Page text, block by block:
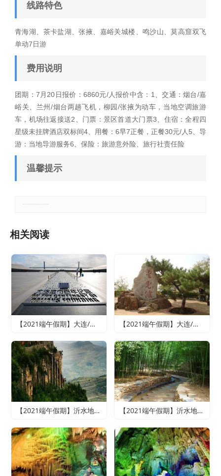
线路特色
青海湖、茶卡盐湖、张掖、嘉峪关城楼、鸣沙山、莫高窟双飞
单动7日游
费用说明
团期：7月20日报价：6860元/人报价中含：1、交通：烟台/嘉
峪关、兰州/烟台两趟飞机，柳园/张掖为动车，当地空调旅游
车，机场往返接送2、门票：景区首道大门票3、住宿：全程四
星级未挂牌酒店双标间4、用餐：6早7正餐，正餐30元/人5、导
游：当地导游服务6、保险：旅游意外险、旅行社责任险
温馨提示
相关阅读
【2021端午假期】大连/魅力旅顺/情迷威尼斯纯玩双船四日游 【2021端午假期】大连/老虎滩海洋公园或森林动物园（2选1）/旅顺精品纯玩双船四日游（含老虎滩海洋五馆套票、旅顺潜艇博物馆+巡航体验）
【2021端午假期】沂水地下大峡谷、萤火虫水洞、天上王城2日游 【2021端午假期】沂水地下大峡谷、萤火虫水洞、竹泉村、红石寨悠悠竹泉二日游